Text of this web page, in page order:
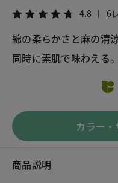
4.8 6
綿の柔らかさと麻の清涼
同時に素肌で味わえる。
カラー
商品説明
LINE